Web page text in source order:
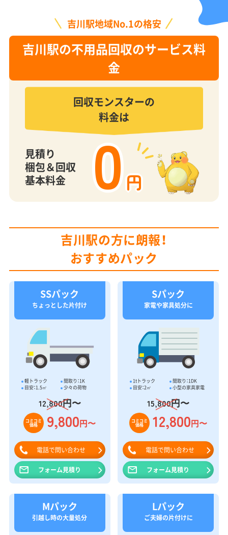
吉川駅地域No.1の格安
吉川駅の不用品回収のサービス料
金
回収モンスターの
料金は
見積り
梱包＆回収
基本料金
0円
吉川駅の方に朗報！
おすすめパック
SSパック
ちょっとした片付け
軽トラック
間取り：1K
目安：1.5㎥
少々の荷物
12,800円〜
コミコミ
価格 9,800円〜
電話で問い合わせ
フォーム見積り
Sパック
家電や家具処分に
1tトラック
間取り：1DK
目安：2㎥
小型の家具家電
15,800円〜
コミコミ
価格 12,800円〜
電話で問い合わせ
フォーム見積り
Mパック
引越し時の大量処分
Lパック
ご夫婦の片付けに